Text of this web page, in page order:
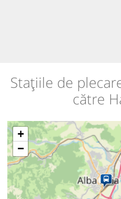
Stațiile de
către
+
−